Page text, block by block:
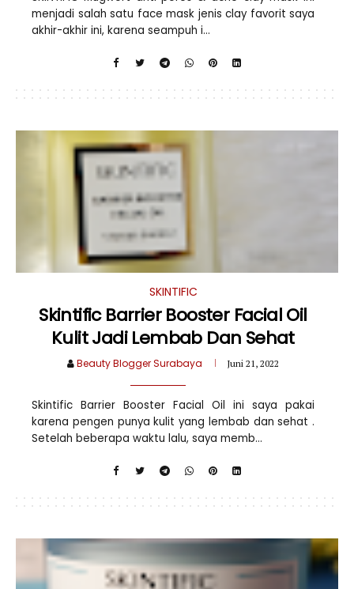
menjadi salah satu face mask jenis clay favorit saya
akhir-akhir ini, karena seampuh i...
SKINTIFIC
Skintific Barrier Booster Facial Oil
Kulit Jadi Lembab Dan Sehat
Beauty Blogger Surabaya Juni 21, 2022
Skintific Barrier Booster Facial Oil ini saya pakai
karena pengen punya kulit yang lembab dan sehat .
Setelah beberapa waktu lalu, saya memb...